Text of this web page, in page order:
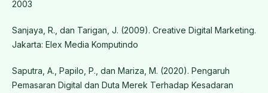
2003
Sanjaya, R., dan Tarigan, J. (2009). Creative Digital Marketing.
Jakarta: Elex Media Komputindo
Saputra, A., Papilo, P., dan Mariza, M. (2020). Pengaruh
Pemasaran Digital dan Duta Merek Terhadap Kesadaran